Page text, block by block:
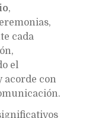
,
cada
el
acorde con